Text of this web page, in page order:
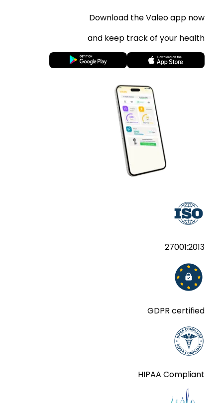
Download the Valeo app now
and keep track of your health
27001:2013
GDPR certified
HIPAA Compliant